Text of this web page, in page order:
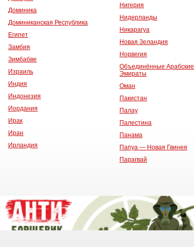
Доминика
Доминиканская Республика
Египет
Замбия
Зимбабве
Израиль
Индия
Индонезия
Иордания
Ирак
Иран
Ирландия
Нигерия
Нидерланды
Никарагуа
Новая Зеландия
Норвегия
Объединённые Арабские
Эмираты
Оман
Пакистан
Палау
Палестина
Панама
Папуа — Новая Гвинея
Парагвай